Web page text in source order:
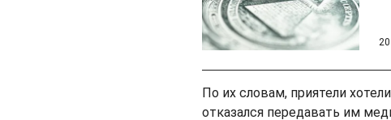
По их словам, приятели
отказался передавать им